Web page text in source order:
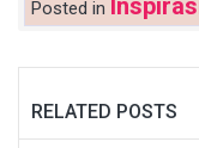
Posted in
RELATED POSTS